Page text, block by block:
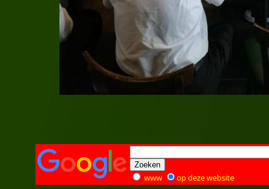
www op deze website